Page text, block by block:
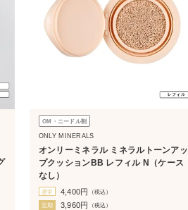
OM・ニードル割
ONLY MINERALS
オンリーミネラル ミネラルトーンアッ
プクッションBB レフィル N（ケース
なし）
通常 4,400円
（税込）
定期
3,960円 （税込）